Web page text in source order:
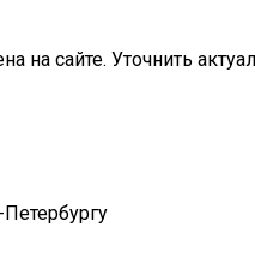
на сайте. Уточнить